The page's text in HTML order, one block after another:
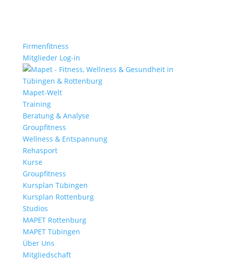
Firmenfitness
Mitglieder Log-in
Mapet-Welt
Training
Beratung & Analyse
Groupfitness
Wellness & Entspannung
Rehasport
Kurse
Groupfitness
Kursplan Tübingen
Kursplan Rottenburg
Studios
MAPET Rottenburg
MAPET Tübingen
Über Uns
Mitgliedschaft